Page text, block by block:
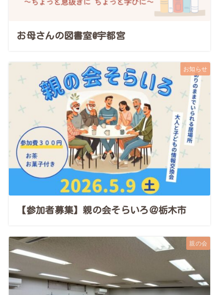
お母さんの図書室@宇都宮
お知らせ
【参加者募集】親の会そらいろ＠栃木市
親の会